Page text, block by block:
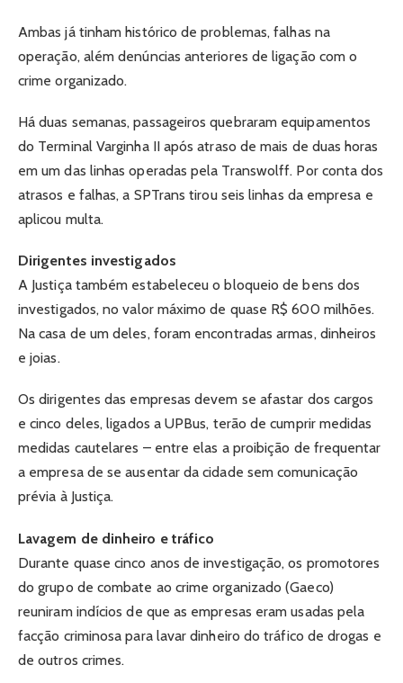
Ambas já tinham histórico de problemas, falhas na
operação, além denúncias anteriores de ligação com o
crime organizado.
Há duas semanas, passageiros quebraram equipamentos
do Terminal Varginha II após atraso de mais de duas horas
em um das linhas operadas pela Transwolff. Por conta dos
atrasos e falhas, a SPTrans tirou seis linhas da empresa e
aplicou multa.
Dirigentes investigados
A Justiça também estabeleceu o bloqueio de bens dos
investigados, no valor máximo de quase R$ 600 milhões.
Na casa de um deles, foram encontradas armas, dinheiros
e joias.
Os dirigentes das empresas devem se afastar dos cargos
e cinco deles, ligados a UPBus, terão de cumprir medidas
medidas cautelares – entre elas a proibição de frequentar
a empresa de se ausentar da cidade sem comunicação
prévia à Justiça.
Lavagem de dinheiro e tráfico
Durante quase cinco anos de investigação, os promotores
do grupo de combate ao crime organizado (Gaeco)
reuniram indícios de que as empresas eram usadas pela
facção criminosa para lavar dinheiro do tráfico de drogas e
de outros crimes.